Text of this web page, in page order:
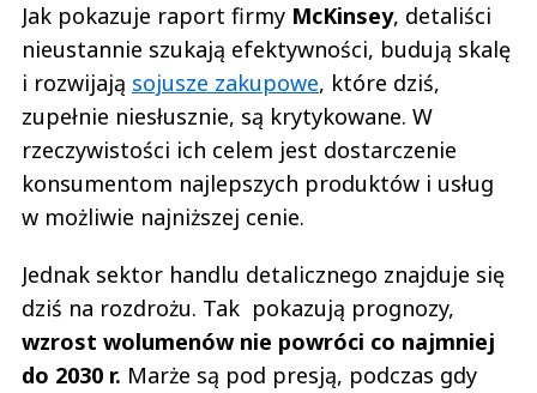
Jak pokazuje raport firmy McKinsey, detaliści
nieustannie szukają efektywności, budują skalę
i rozwijają sojusze zakupowe, które dziś,
zupełnie niesłusznie, są krytykowane. W
rzeczywistości ich celem jest dostarczenie
konsumentom najlepszych produktów i usług
w możliwie najniższej cenie.
Jednak sektor handlu detalicznego znajduje się
dziś na rozdrożu. Tak pokazują prognozy,
wzrost wolumenów nie powróci co najmniej
do 2030 r. Marże są pod presją, podczas gdy